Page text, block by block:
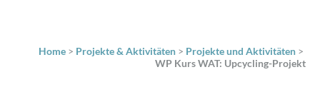
Home > Projekte & Aktivitäten > Projekte und Aktivitäten >
WP Kurs WAT: Upcycling-Projekt